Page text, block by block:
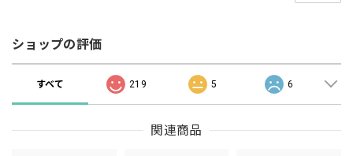
ショップの評価
すべて 219 5 6
関連商品